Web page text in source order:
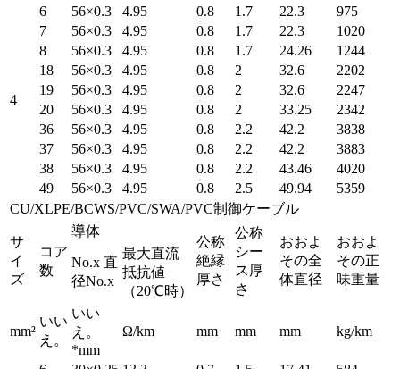
4
6 56×0.3 4.95 0.8 1.7 22.3
975
7
56×0.3 4.95 0.8 1.7 22.3
1020
8
56×0.3 4.95 0.8 1.7 24.26
1244
18
56×0.3 4.95 0.8 2 32.6
2202
19
56×0.3 4.95 0.8 2 32.6
2247
20
56×0.3 4.95 0.8 2 33.25
2342
36
56×0.3 4.95 0.8 2.2 42.2
3838
37
56×0.3 4.95 0.8 2.2 42.2
3883
38
56×0.3 4.95 0.8 2.2 43.46
4020
49
56×0.3 4.95 0.8 2.5 49.94
5359
CU/XLPE/BCWS/PVC/SWA/PVC制御ケーブル
サ
イ
ズ
コア
数
導体
公称
絶縁
厚さ
公称
シー
ス厚
さ
おおよ
その全
体直径
おおよ
その正
味重量
No.x 直
径No.x
最大直流
抵抗値
（20℃時）
mm²
いい
え。
いい
え。
*mm
Ω/km mm mm mm kg/km